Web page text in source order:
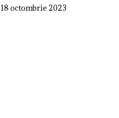
18 octombrie 2023